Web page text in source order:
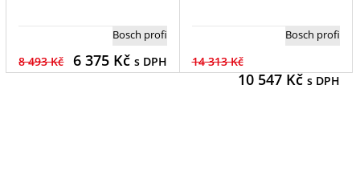
Bosch profi
8 493 Kč 6 375Kč s DPH
Bosch profi
14 313 Kč
10 547Kčs DPH